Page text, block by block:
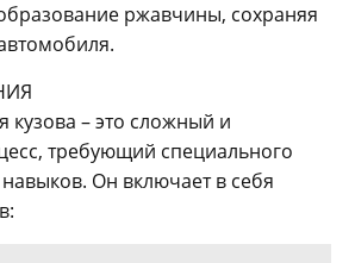
ржавчины, сохраняя
кузова – это сложный и
требующий специального
Он включает в себя